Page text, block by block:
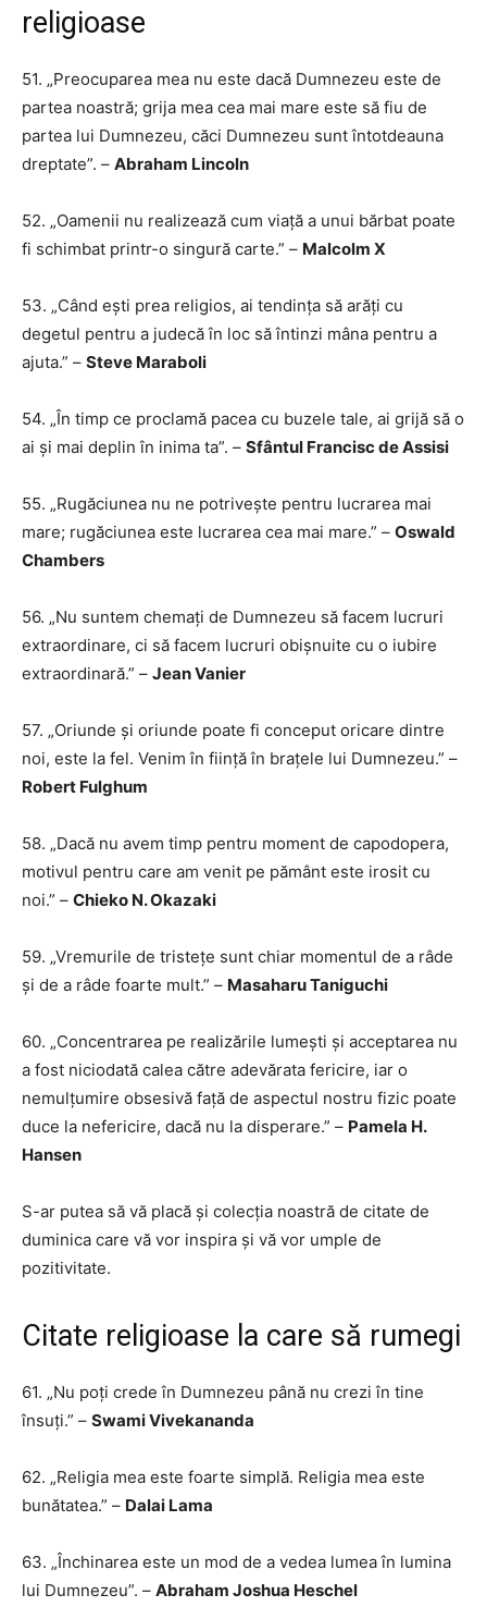
religioase
51. „Preocuparea mea nu este dacă Dumnezeu este de
partea noastră; grija mea cea mai mare este să fiu de
partea lui Dumnezeu, căci Dumnezeu sunt întotdeauna
dreptate”. – Abraham Lincoln
52. „Oamenii nu realizează cum viață a unui bărbat poate
fi schimbat printr-o singură carte.” – Malcolm X
53. „Când ești prea religios, ai tendința să arăți cu
degetul pentru a judecă în loc să întinzi mâna pentru a
ajuta.” – Steve Maraboli
54. „În timp ce proclamă pacea cu buzele tale, ai grijă să o
ai și mai deplin în inima ta”. – Sfântul Francisc de Assisi
55. „Rugăciunea nu ne potrivește pentru lucrarea mai
mare; rugăciunea este lucrarea cea mai mare.” – Oswald
Chambers
56. „Nu suntem chemați de Dumnezeu să facem lucruri
extraordinare, ci să facem lucruri obișnuite cu o iubire
extraordinară.” – Jean Vanier
57. „Oriunde și oriunde poate fi conceput oricare dintre
noi, este la fel. Venim în ființă în brațele lui Dumnezeu.” –
Robert Fulghum
58. „Dacă nu avem timp pentru moment de capodopera,
motivul pentru care am venit pe pământ este irosit cu
noi.” – Chieko N. Okazaki
59. „Vremurile de tristețe sunt chiar momentul de a râde
și de a râde foarte mult.” – Masaharu Taniguchi
60. „Concentrarea pe realizările lumești și acceptarea nu
a fost niciodată calea către adevărata fericire, iar o
nemulțumire obsesivă față de aspectul nostru fizic poate
duce la nefericire, dacă nu la disperare.” – Pamela H.
Hansen
S-ar putea să vă placă și colecția noastră de citate de
duminica care vă vor inspira și vă vor umple de
pozitivitate.
Citate religioase la care să rumegi
61. „Nu poți crede în Dumnezeu până nu crezi în tine
însuți.” – Swami Vivekananda
62. „Religia mea este foarte simplă. Religia mea este
bunătatea.” – Dalai Lama
63. „Închinarea este un mod de a vedea lumea în lumina
lui Dumnezeu”. – Abraham Joshua Heschel